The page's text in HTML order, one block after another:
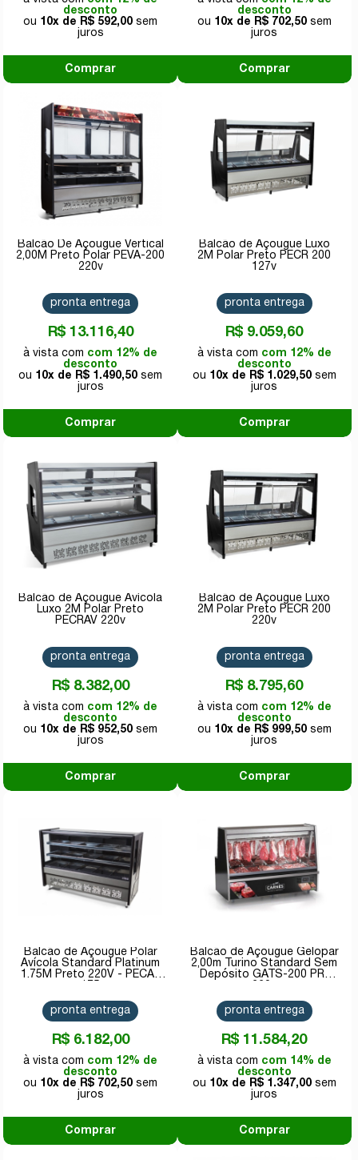
desconto
10x de
R$ 592,00
Comprar
desconto
10x de
R$ 702,50
Comprar
Balcão De Açougue Vertical
2,00M Preto Polar PEVA-200
220v
R$ 13.116,40
com 12% de
desconto
10x de
R$ 1.490,50
pronta entrega
Comprar
Balcão de Açougue Luxo
2M Polar Preto PECR 200
127v
R$ 9.059,60
com 12% de
desconto
10x de
R$ 1.029,50
pronta entrega
Comprar
Balcão de Açougue Avícola
Luxo 2M Polar Preto
PECRAV 220v
R$ 8.382,00
com 12% de
desconto
10x de
R$ 952,50
pronta entrega
Comprar
Balcão de Açougue Luxo
2M Polar Preto PECR 200
220v
R$ 8.795,60
com 12% de
desconto
10x de
R$ 999,50
pronta entrega
Comprar
Balcão de Açougue Polar
Avícola Standard Platinum
1.75M Preto 220V - PECAV
R$ 6.182,00
com 12% de
desconto
10x de
R$ 702,50
pronta entrega
Comprar
Balcão de Açougue Gelopar
2,00m Turino Standard Sem
Depósito GATS-200 PR-
R$ 11.584,20
com 14% de
desconto
10x de
R$ 1.347,00
pronta entrega
Comprar